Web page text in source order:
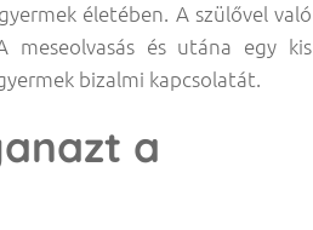
életében. A szülővel való
meseolvasás és utána egy kis
bizalmi kapcsolatát.
a